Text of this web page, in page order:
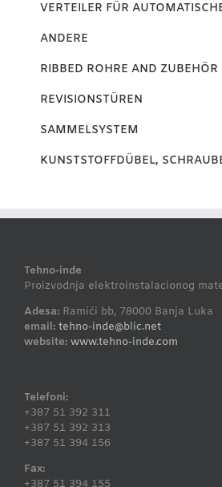
VERTEILER FÜR
ANDERE
RIBBED ROHRE AND ZUBEHÖR
REVISIONSTÜREN
SAMMELSYSTEM
KUNSTSTOFFDÜBEL,
Tehno-inde
Proizvodnja elektroinstalacionog
Adesa: Ramići bb, 78000 Banja Luka
email: tehno-inde@blic.net
website: www.tehno-inde.com
Telefoni:
+387 51 392 311
+387 51 392 313
+387 51 394 156
Fax:
+387 51 394 155